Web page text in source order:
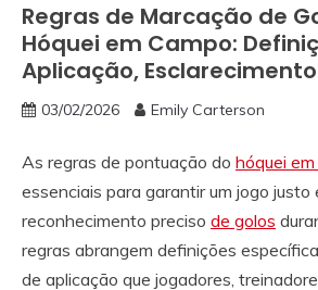
Regras de Marcação de
Hóquei em Campo:
Aplicação,
03/02/2026 Emily Carterson
As regras de pontuação do hóquei
essenciais para garantir um jogo justo
reconhecimento preciso de golos
regras abrangem definições
de aplicação que jogadores,